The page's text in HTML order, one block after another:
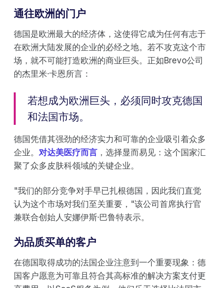
通往欧洲的门户
德国是欧洲最大的经济体，这使得它成为任何有志于
在欧洲大陆发展的企业的必经之地。若不攻克这个市
场，就不可能打造欧洲的商业巨头。正如Brevo公司
的杰里米·卡恩所言：
若想成为欧洲巨头，必须同时攻克德国
和法国市场。
德国凭借其强劲的经济实力和可靠的企业吸引着众多
企业。 对达美医疗而言 ，选择显而易见：这个国家汇
聚了众多皮肤科领域的关键企业。
"我们的部分竞争对手早已扎根德国，因此我们直觉
认为这个市场对我们至关重要，"该公司首席执行官
兼联合创始人安娜伊斯·巴鲁特表示。
为品质买单的客户
在德国取得成功的法国企业注意到一个重要现象：德
国客户愿意为可靠且符合其高标准的解决方案支付更